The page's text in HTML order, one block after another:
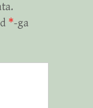
*-ga